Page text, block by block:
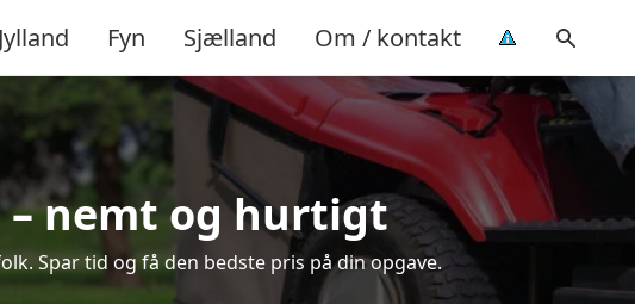
Jylland Fyn Sjælland Om / kontakt
– nemt og hurtigt
Spar tid og få den bedste pris på din opgave.